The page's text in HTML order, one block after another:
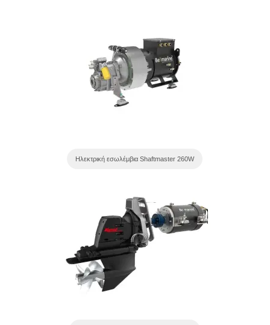
Ηλεκτρική εσωλέμβια Shaftmaster 260W